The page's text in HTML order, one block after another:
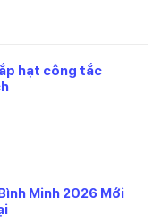
hạt công tắc
Minh 2026 Mới